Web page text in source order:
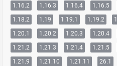
1.16.2
1.16.3 1.16.4 1.16.5
1.18.2
1.19 1.19.1 1.19.2
1.20.1
1.20.2 1.20.3 1.20.4
1.21.2
1.21.3 1.21.4 1.21.5
1.21.9
1.21.10 1.21.11 26.1